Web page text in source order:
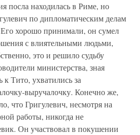
посла находилась в Риме, но
по дипломатическим делам
хорошо принимали, он сумел
с влиятельными людьми,
это и решило судьбу
министерства, зная
Тито, ухватились за
выручалочку. Конечно же,
что Григулевич, несмотря на
работы, никогда не
Он участвовал в покушении